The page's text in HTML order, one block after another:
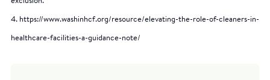
4. https://www.washinhcf.org/resource/elevating-the-role-of-cleaners-in-
healthcare-facilities-a-guidance-note/